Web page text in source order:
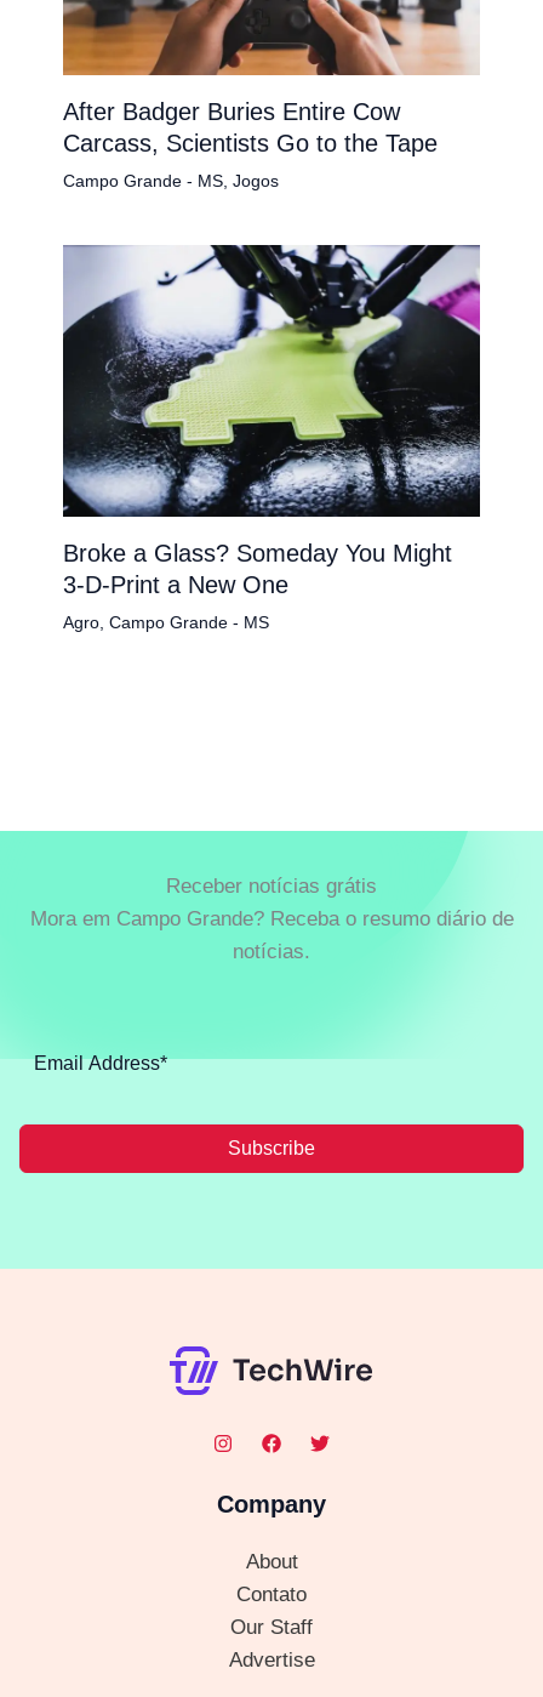
After Badger Buries Entire Cow
Carcass, Scientists Go to the Tape
Campo Grande - MS, Jogos
Broke a Glass? Someday You Might
3-D-Print a New One
Agro, Campo Grande - MS
Receber notícias grátis
Mora em Campo Grande? Receba o resumo diário de
notícias.
Subscribe
Company
About
Contato
Our Staff
Advertise